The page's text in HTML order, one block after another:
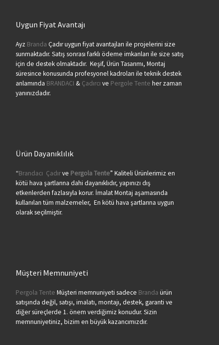
Uygun Fiyat Avantajı
Ayz Branda Çadır uygun fiyat avantajları ile projelerini size
sunmaktadır. Satış sonrası farklı ödeme imkanları ile size satış
için de destek olmaktadır. Keşif, Ürün Tasarımı, Montaj
süresince konusunda profesyonel kadroları ile teknik destek
anlamında BRANDACI & Çadırcı ve Pergole Tente her zaman
yanınızdadır.
Ürün Dayanıklılık
“Brandacı Çadırve PergolaTente” Kaliteli Ürünlerimiz en
kötü hava şartlarına dahi dayanıklıdır, yapınızı dış
etkenlerden fazlasıyla korur. İmalat Montaj aşamasında
kullanılan tüm malzemeler, En kötü hava şartlarına uygun
olarak seçilmiştir.
Müşteri Memnuniyeti
Pergola Tente Müşteri memnuniyeti sadece Branda ürün
satışında değil, satışı, imalatı, montajı, destek, garanti ve
diğer süreçlerde 1. önem verdiğimiz konudur. Sizin
memnuniyetiniz, bizim en büyük kazancımızdır.